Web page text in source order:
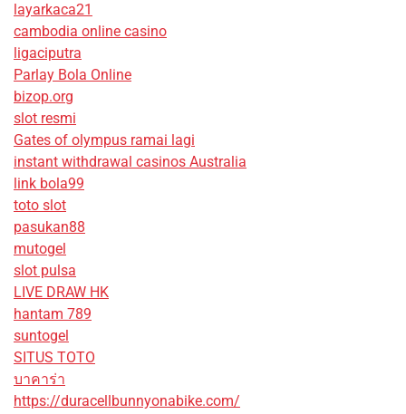
layarkaca21
cambodia online casino
ligaciputra
Parlay Bola Online
bizop.org
slot resmi
Gates of olympus ramai lagi
instant withdrawal casinos Australia
link bola99
toto slot
pasukan88
mutogel
slot pulsa
LIVE DRAW HK
hantam 789
suntogel
SITUS TOTO
บาคาร่า
https://duracellbunnyonabike.com/